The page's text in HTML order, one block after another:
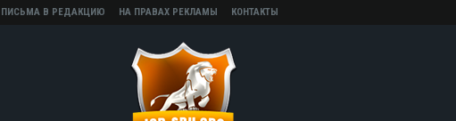
ПИСЬМА В РЕДАКЦИЮ НА ПРАВАХ РЕКЛАМЫ КОНТАКТЫ